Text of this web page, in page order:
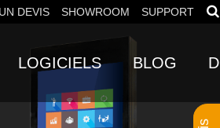
DEVIS SHOWROOM SUPPORT
LOGICIELS BLOG